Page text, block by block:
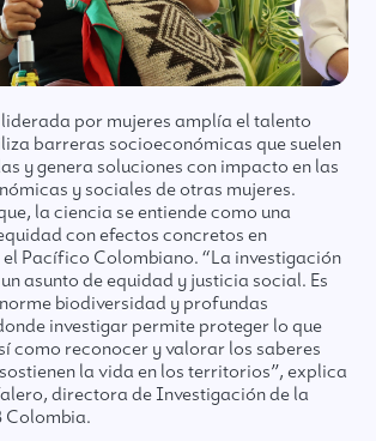
por mujeres amplía el talento
barreras socioeconómicas que suelen
y genera soluciones con impacto en las
y sociales de otras mujeres.
la ciencia se entiende como una
con efectos concretos en
Pacífico Colombiano. “La investigación
asunto de equidad y justicia social. Es
biodiversidad y profundas
investigar permite proteger lo que
como reconocer y valorar los saberes
la vida en los territorios”, explica
directora de Investigación de la
Colombia.